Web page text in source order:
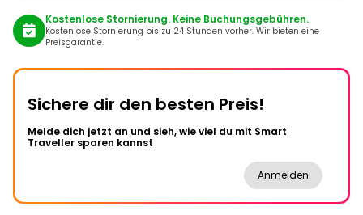
Kostenlose Stornierung. Keine Buchungsgebühren.
Kostenlose Stornierung bis zu 24 Stunden vorher. Wir bieten eine
Preisgarantie.
Sichere dir den besten Preis!
Melde dich jetzt an und sieh, wie viel du mit Smart
Traveller sparen kannst
Anmelden